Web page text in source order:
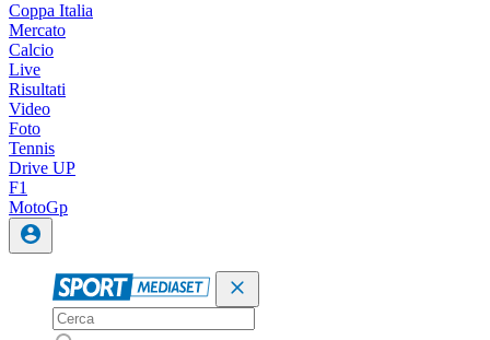
Coppa Italia
Mercato
Calcio
Live
Risultati
Video
Foto
Tennis
Drive UP
F1
MotoGp